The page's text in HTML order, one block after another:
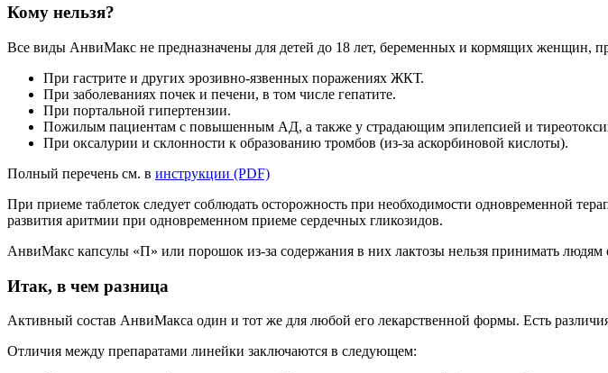
Кому нельзя?
Все виды АнвиМакс не предназначены для детей до 18 лет, беременных и кормящих женщин,
При гастрите и других эрозивно-язвенных поражениях ЖКТ.
При заболеваниях почек и печени, в том числе гепатите.
При портальной гипертензии.
Пожилым пациентам с повышенным АД, а также у страдающим эпилепсией и
При оксалурии и склонности к образованию тромбов (из-за аскорбиновой кислоты).
Полный перечень см. в инструкции (PDF)
При приеме таблеток следует соблюдать осторожность при необходимости одновременной
развития аритмии при одновременном приеме сердечных гликозидов.
АнвиМакс капсулы «П» или порошок из-за содержания в них лактозы нельзя принимать
Итак, в чем разница
Активный состав АнвиМакса один и тот же для любой его лекарственной формы. Есть
Отличия между препаратами линейки заключаются в следующем: